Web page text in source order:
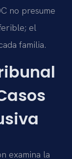
no presume
el
familia.
examina la